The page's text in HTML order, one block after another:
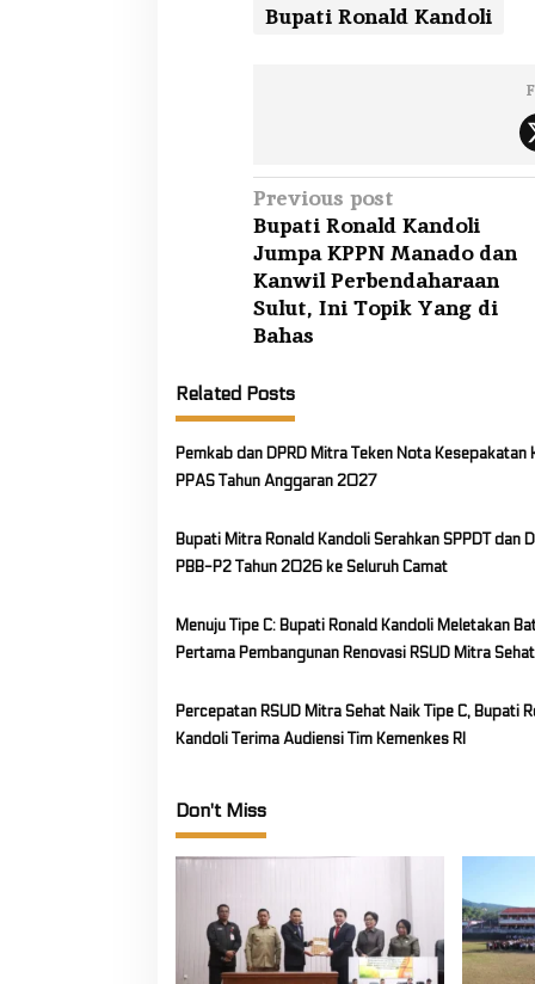
Bupati Ronald Kandoli
P
o
s
t
n
v
i
g
t
i
n
Previous post
Bupati Ronald Kandoli
Jumpa KPPN Manado dan
Kanwil Perbendaharaan
Sulut, Ini Topik Yang di
Bahas
Related Posts
Pemkab dan DPRD Mitra Teken Nota Kesepakatan
PPAS Tahun Anggaran 2027
Bupati Mitra Ronald Kandoli Serahkan SPPDT dan
PBB-P2 Tahun 2026 ke Seluruh Camat
Menuju Tipe C: Bupati Ronald Kandoli Meletakan
Pertama Pembangunan Renovasi RSUD Mitra Sehat
Percepatan RSUD Mitra Sehat Naik Tipe C, Bupati
Kandoli Terima Audiensi Tim Kemenkes RI
Don't Miss